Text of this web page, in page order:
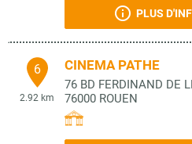
PLUS
6
2.92 km
CINEMA PATHE
76 BD FERDINAND DE
76000 ROUEN